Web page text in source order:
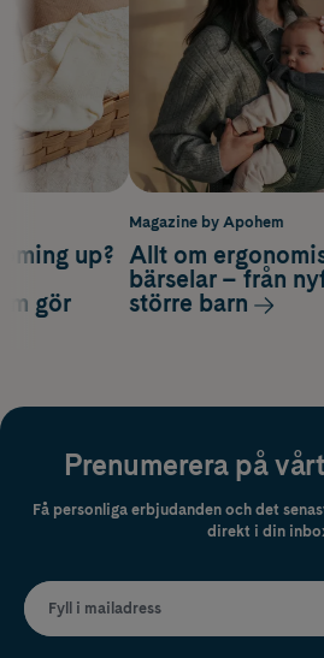
up?
gör
Magazine by Apohem
Allt om
bärselar – från
större barn
Prenumerera på
Få personliga erbjudanden och det
direkt i din
Fyll i mailadress